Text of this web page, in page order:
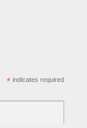
*indicates required